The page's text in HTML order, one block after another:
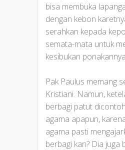
bisa membuka
dengan kebon
serahkan kepada
semata-mata untuk
kesibukan
Pak Paulus memang
Kristiani. Namun,
berbagi patut
agama apapun,
agama pasti
berbagi kan? Dia juga